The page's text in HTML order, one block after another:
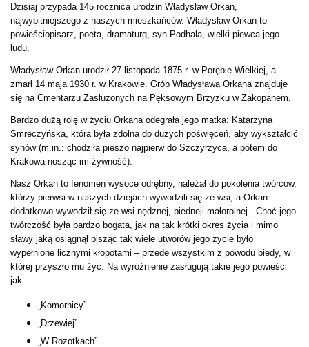
Dzisiaj przypada 145 rocznica urodzin Władysław Orkan,
najwybitniejszego z naszych mieszkańców. Władysław Orkan to
powieściopisarz, poeta, dramaturg, syn Podhala, wielki piewca jego
ludu.
Władysław Orkan urodził 27 listopada 1875 r. w Porębie Wielkiej, a
zmarł 14 maja 1930 r. w Krakowie. Grób Władysława Orkana znajduje
się na Cmentarzu Zasłużonych na Pęksowym Brzyzku w Zakopanem.
Bardzo dużą rolę w życiu Orkana odegrała jego matka: Katarzyna
Smreczyńska, która była zdolna do dużych poświęceń, aby wykształcić
synów (m.in.: chodziła pieszo najpierw do Szczyrzyca, a potem do
Krakowa nosząc im żywność).
Nasz Orkan to fenomen wysoce odrębny, należał do pokolenia twórców,
którzy pierwsi w naszych dziejach wywodzili się ze wsi, a Orkan
dodatkowo wywodził się ze wsi nędznej, biedneji małorolnej. Choć jego
twórczość była bardzo bogata, jak na tak krótki okres życia i mimo
sławy jaką osiągnął pisząc tak wiele utworów jego życie było
wypełnione licznymi kłopotami – przede wszystkim z powodu biedy, w
której przyszło mu żyć. Na wyróżnienie zasługują takie jego powieści
jak:
„Komornicy”
„Drzewiej”
„W Rozotkach”